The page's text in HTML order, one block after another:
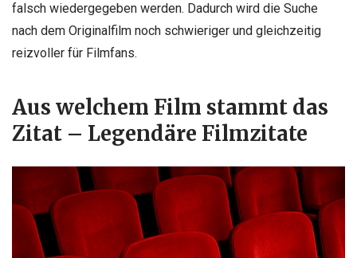
falsch wiedergegeben werden. Dadurch wird die Suche
nach dem Originalfilm noch schwieriger und gleichzeitig
reizvoller für Filmfans.
Aus welchem Film stammt das
Zitat – Legendäre Filmzitate